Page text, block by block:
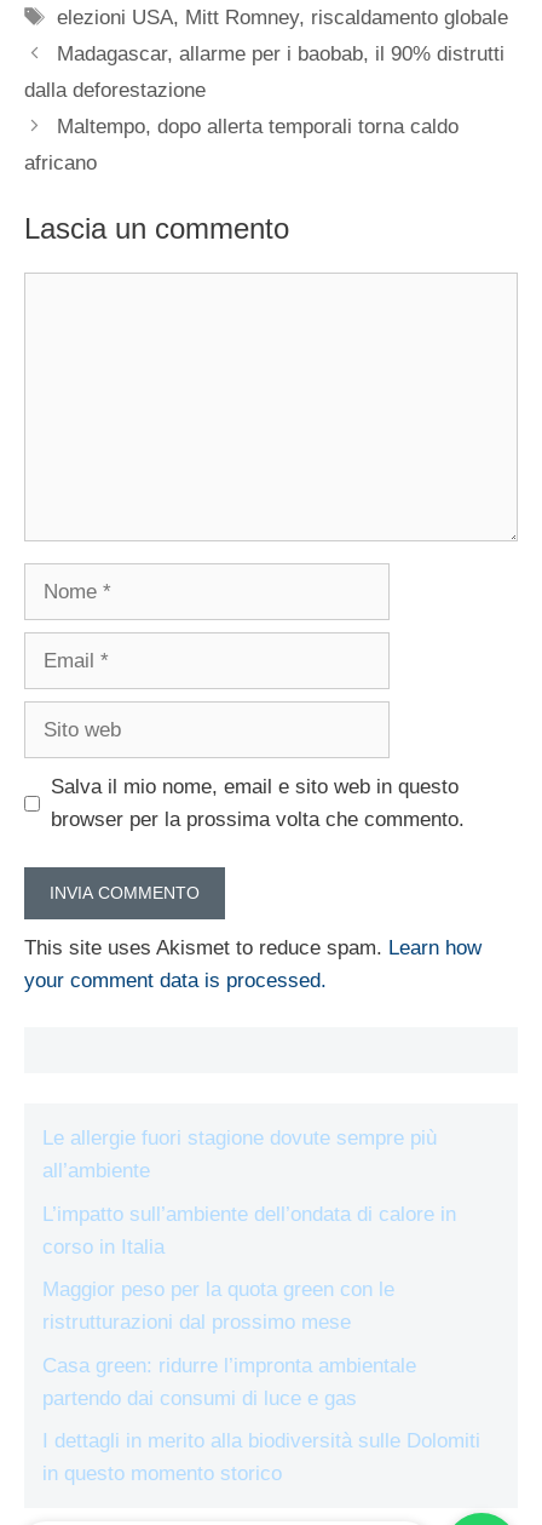
Tag
elezioni USA, Mitt Romney, riscaldamento globale
Madagascar, allarme per i baobab, il 90% distrutti
dalla deforestazione
Maltempo, dopo allerta temporali torna caldo
africano
Lascia un commento
Nome
Email
Sito
Salva il mio nome, email e sito web in questo
browser per la prossima volta che commento.
This site uses Akismet to reduce spam. Learn how
your comment data is processed.
Le allergie fuori stagione dovute sempre più
all’ambiente
L’impatto sull’ambiente dell’ondata di calore in
corso in Italia
Maggior peso per la quota green con le
ristrutturazioni dal prossimo mese
Casa green: ridurre l’impronta ambientale
partendo dai consumi di luce e gas
I dettagli in merito alla biodiversità sulle Dolomiti
in questo momento storico